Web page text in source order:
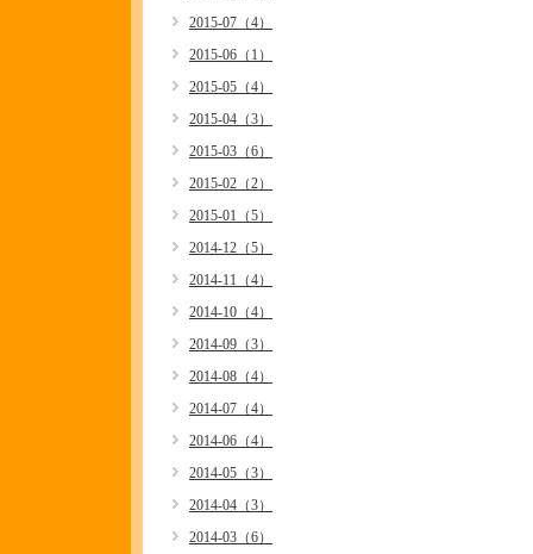
2015-07（4）
2015-06（1）
2015-05（4）
2015-04（3）
2015-03（6）
2015-02（2）
2015-01（5）
2014-12（5）
2014-11（4）
2014-10（4）
2014-09（3）
2014-08（4）
2014-07（4）
2014-06（4）
2014-05（3）
2014-04（3）
2014-03（6）